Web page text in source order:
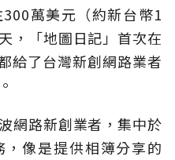
萬美元（約新台幣1
，「地圖日記」首次在
給了台灣新創網路業者
網路新創業者，集中於
像是提供相簿分享的